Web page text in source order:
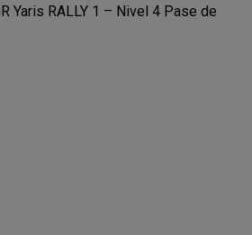
Yaris RALLY 1 – Nivel 4 Pase de